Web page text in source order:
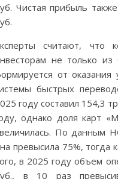
Чистая прибыль
считают, что
не только
от
быстрых
году составил 154,3
однако доля карт
По данным
превысила 75%, тогда
в 2025 году объем
в 10 раз